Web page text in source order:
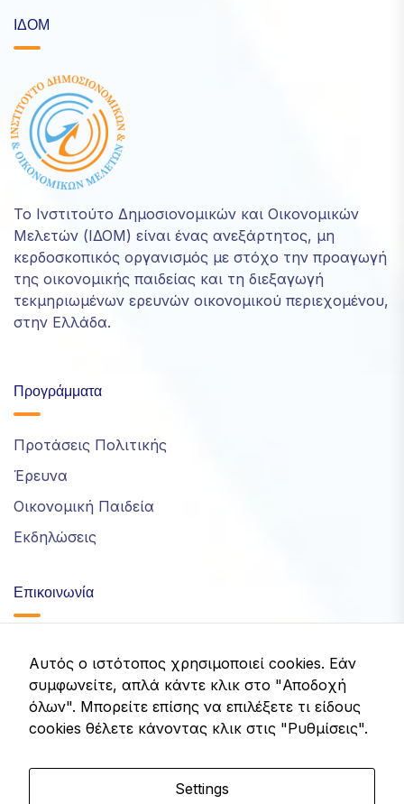
ΙΔΟΜ
Το Ινστιτούτο Δημοσιονομικών και Οικονομικών
Μελετών (ΙΔΟΜ) είναι ένας ανεξάρτητος, μη
κερδοσκοπικός οργανισμός με στόχο την προαγωγή
της οικονομικής παιδείας και τη διεξαγωγή
τεκμηριωμένων ερευνών οικονομικού περιεχομένου,
στην Ελλάδα.
Προγράμματα
Προτάσεις Πολιτικής
Έρευνα
Οικονομική Παιδεία
Εκδηλώσεις
Επικοινωνία
Λεωφ. Κηφισίας 32, Μαρούσι, Ελλάδα
Αυτός ο ιστότοπος χρησιμοποιεί cookies. Εάν
συμφωνείτε, απλά κάντε κλικ στο "Αποδοχή
όλων". Μπορείτε επίσης να επιλέξετε τι είδους
cookies θέλετε κάνοντας κλικ στις "Ρυθμίσεις".
Settings